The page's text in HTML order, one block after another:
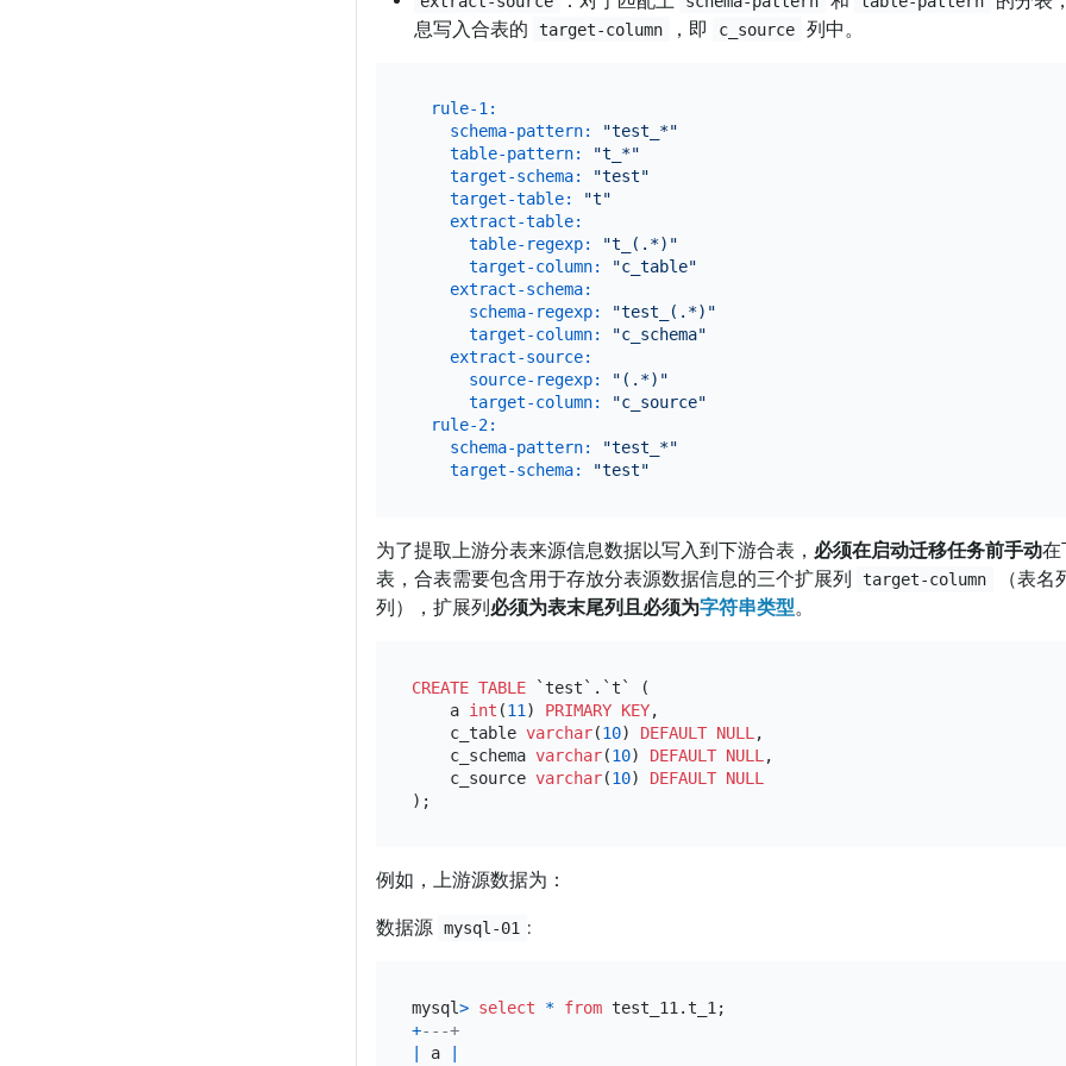
息写入合表的
target-column ，即 c_source 列中。
rule-1:
schema-pattern:
"test_*"
table-pattern:
"t_*"
target-schema:
"test"
target-table:
"t"
extract-table:
table-regexp:
"t_(.*)"
target-column:
"c_table"
extract-schema:
schema-regexp:
"test_(.*)"
target-column:
"c_schema"
extract-source:
source-regexp:
"(.*)"
target-column:
"c_source"
rule-2:
schema-pattern:
"test_*"
target-schema:
"test"
为了提取上游分表来源信息数据以写入到下游合表， 必须在启动迁移任务前手动在
表，合表需要包含用于存放分表源数据信息的三个扩展列
target-column
（表名
列），扩展列必须为表末尾列且必须为字符串类型。
CREATE TABLE `test`.`t` (
    a
int (11 ) PRIMARY KEY,
    c_table
varchar(10) DEFAULT NULL ,
    c_schema
varchar(10) DEFAULT NULL ,
    c_source
varchar(10) DEFAULT NULL
例如，上游源数据为：
数据源 mysql-01 :
mysql> select * from
+---+
a